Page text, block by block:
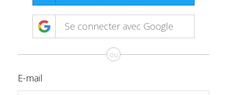
Se connecter avec Google
ou
E-mail